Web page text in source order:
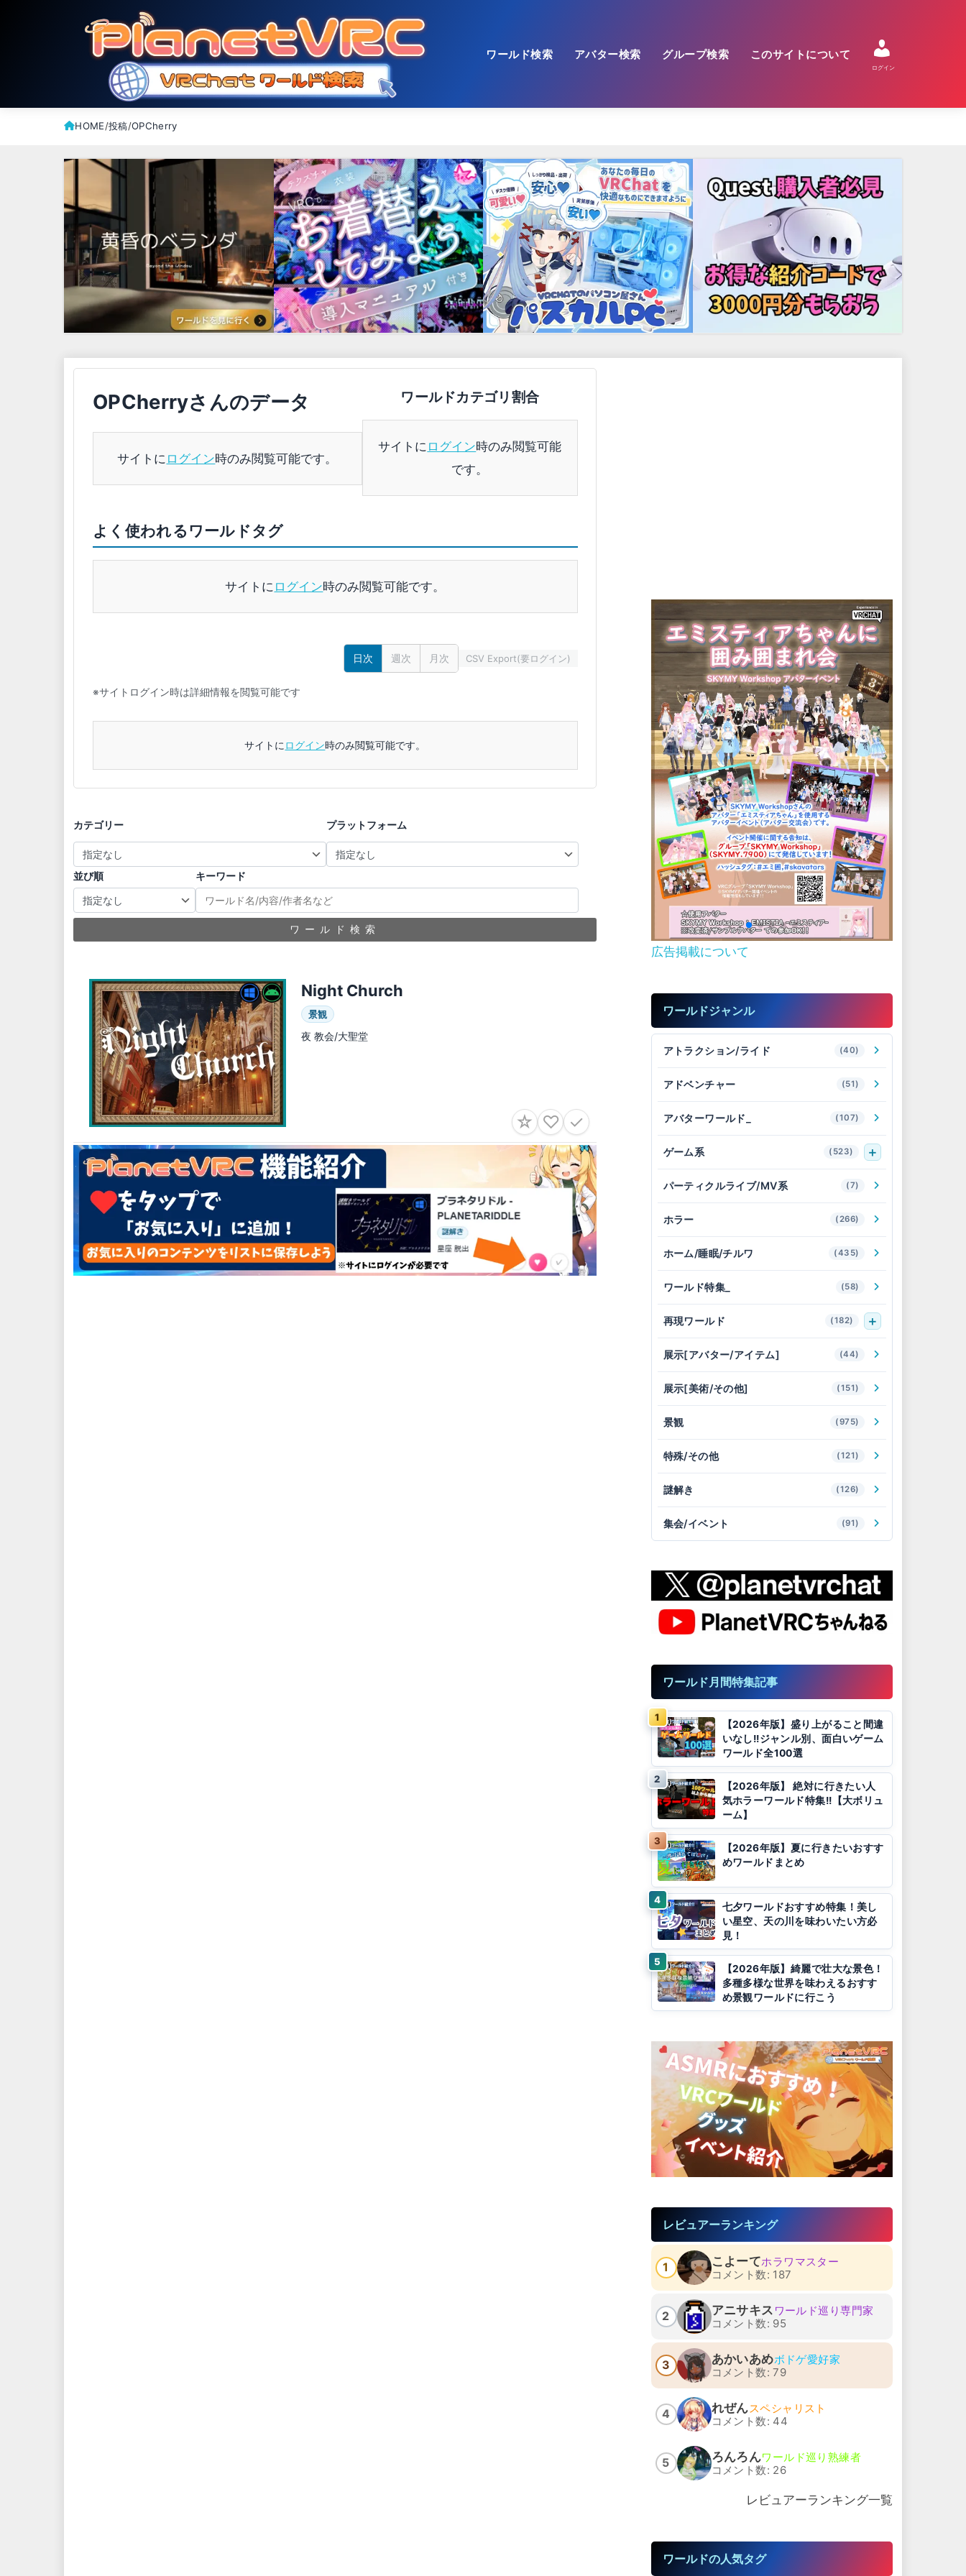
ワールド検索 アバター検索 グループ検索 このサイトについて
ログイン
HOME 投稿 OPCherry
OPCherryさんのデータ
サイトにログイン時のみ閲覧可能です。
ワールドカテゴリ割合
サイトに ログイン時のみ閲覧可能
です。
よく使われるワールドタグ
サイトに ログイン時のみ閲覧可能です。
日次 週次 月次 CSV Export(要ログイン)
※サイトログイン時は詳細情報を閲覧可能です
サイトに ログイン時のみ閲覧可能です。
カテゴリー プラットフォーム
並び順 キーワード
ワールド検索
Night Church
景観
夜 教会/大聖堂
☆ ♡ ✓
広告掲載について
ワールドジャンル
アトラクション/ライド (40)
アドベンチャー (51)
アバターワールド_ (107)
ゲーム系 (523)
パーティクルライブ/MV系 (7)
ホラー (266)
ホーム/睡眠/チルワ (435)
ワールド特集_ (58)
再現ワールド (182)
展示[アバター/アイテム] (44)
展示[美術/その他] (151)
景観 (975)
特殊/その他 (121)
謎解き (126)
集会/イベント (91)
ワールド月間特集記事
【2026年版】盛り上がること間違
いなし!!ジャンル別、面白いゲーム
ワールド全100選
【2026年版】 絶対に行きたい人
気ホラーワールド特集!!【大ボリュ
ーム】
【2026年版】夏に行きたいおすす
めワールドまとめ
七夕ワールドおすすめ特集！美し
い星空、天の川を味わいたい方必
見！
【2026年版】綺麗で壮大な景色！
多種多様な世界を味わえるおすす
め景観ワールドに行こう
レビュアーランキング
1 こよーてホラワマスター
コメント数: 187
2 アニサキス ワールド巡り専門家
コメント数: 95
3 あかいあめボドゲ愛好家
コメント数: 79
4 れぜんスペシャリスト
コメント数: 44
5 ろんろんワールド巡り熟練者
コメント数: 26
レビュアーランキング一覧
ワールドの人気タグ